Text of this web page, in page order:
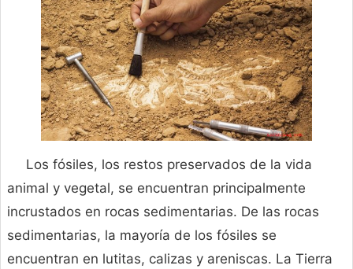
Los fósiles, los restos preservados de la vida
animal y vegetal, se encuentran principalmente
incrustados en rocas sedimentarias. De las rocas
sedimentarias, la mayoría de los fósiles se
encuentran en lutitas, calizas y areniscas. La Tierra